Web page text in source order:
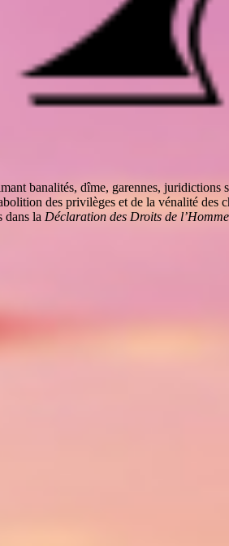
banalités, dîme, garennes, juridictions
des privilèges et de la vénalité des
dans la Déclaration des Droits de